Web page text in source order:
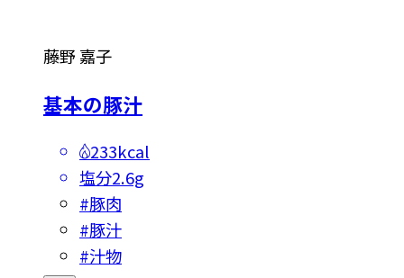
藤野 嘉子
基本の豚汁
233kcal
塩分2.6g
#豚肉
#豚汁
#汁物